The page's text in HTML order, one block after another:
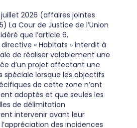
2026 (affaires jointes
La Cour de Justice de l’Union
que l’article 6,
« Habitats » interdit à
de réaliser valablement une
d’un projet affectant une
spéciale lorsque les objectifs
de cette zone n’ont
adoptés et que seules les
de délimitation
intervenir avant leur
des incidences